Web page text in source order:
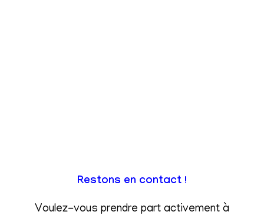
Restons en contact !
Voulez-vous prendre part activement à